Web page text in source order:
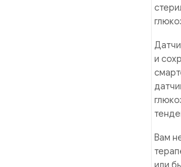
и
Вам